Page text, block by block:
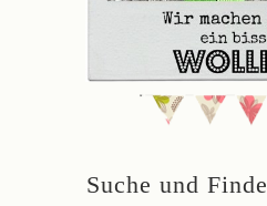
Suche und Finde